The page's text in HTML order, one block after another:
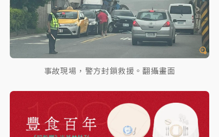
事故現場，警方封鎖救援。翻攝畫面